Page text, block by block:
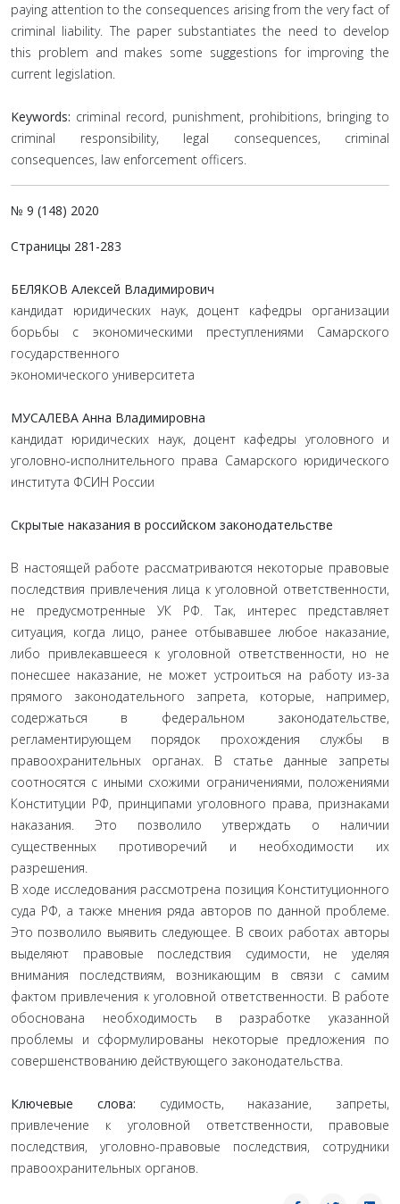
paying attention to the consequences arising from the very fact of
criminal liability. The paper substantiates the need to develop
this problem and makes some suggestions for improving the
current legislation.
Keywords: criminal record, punishment, prohibitions, bringing to
criminal responsibility, legal consequences, criminal
consequences, law enforcement officers.
№ 9 (148) 2020
Страницы 281-283
БЕЛЯКОВ Алексей Владимирович
кандидат юридических наук, доцент кафедры организации
борьбы с экономическими преступлениями Самарского
государственного
экономического университета
МУСАЛЕВА Анна Владимировна
кандидат юридических наук, доцент кафедры уголовного и
уголовно-исполнительного права Самарского юридического
института ФСИН России
Скрытые наказания в российском законодательстве
В настоящей работе рассматриваются некоторые правовые
последствия привлечения лица к уголовной ответственности,
не предусмотренные УК РФ. Так, интерес представляет
ситуация, когда лицо, ранее отбывавшее любое наказание,
либо привлекавшееся к уголовной ответственности, но не
понесшее наказание, не может устроиться на работу из-за
прямого законодательного запрета, которые, например,
содержаться в федеральном законодательстве,
регламентирующем порядок прохождения службы в
правоохранительных органах. В статье данные запреты
соотносятся с иными схожими ограничениями, положениями
Конституции РФ, принципами уголовного права, признаками
наказания. Это позволило утверждать о наличии
существенных противоречий и необходимости их
разрешения.
В ходе исследования рассмотрена позиция Конституционного
суда РФ, а также мнения ряда авторов по данной проблеме.
Это позволило выявить следующее. В своих работах авторы
выделяют правовые последствия судимости, не уделяя
внимания последствиям, возникающим в связи с самим
фактом привлечения к уголовной ответственности. В работе
обоснована необходимость в разработке указанной
проблемы и сформулированы некоторые предложения по
совершенствованию действующего законодательства.
Ключевые слова: судимость, наказание, запреты,
привлечение к уголовной ответственности, правовые
последствия, уголовно-правовые последствия, сотрудники
правоохранительных органов.